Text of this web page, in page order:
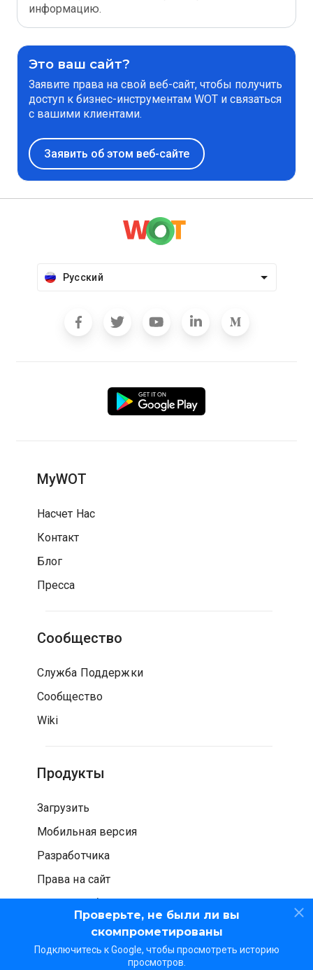
Проверьте, не были ли вы
скомпрометированы
Подключитесь к Google, чтобы просмотреть историю
просмотров.
информацию.
Это ваш сайт?
Заявите права на свой веб-сайт, чтобы получить
доступ к бизнес-инструментам WOT и связаться
с вашими клиентами.
Заявить об этом веб-сайте
Русский
MyWOT
Насчет Нас
Контакт
Блог
Пресса
Сообщество
Служба Поддержки
Сообщество
Wiki
Продукты
Загрузить
Мобильная версия
Разработчика
Права на сайт
Проверка безопасности